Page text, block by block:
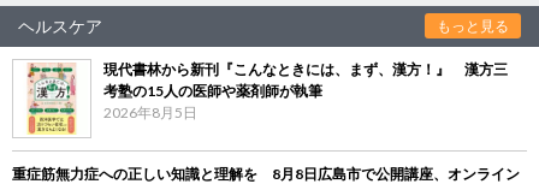
ヘルスケア もっと見る
現代書林から新刊『こんなときには、まず、漢方！』 漢方三
考塾の15人の医師や薬剤師が執筆
2026年8月5日
重症筋無力症への正しい知識と理解を 8月8日広島市で公開講座、オンライン